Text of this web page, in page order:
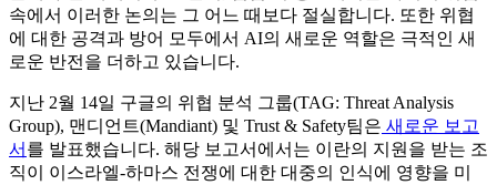
속에서 이러한 논의는 그 어느 때보다 절실합니다. 또한 위협
에 대한 공격과 방어 모두에서 AI의 새로운 역할은 극적인 새
로운 반전을 더하고 있습니다.
지난 2월 14일 구글의 위협 분석 그룹(TAG: Threat Analysis
Group), 맨디언트(Mandiant) 및 Trust & Safety팀은 새로운 보고
서 를 발표했습니다. 해당 보고서에서는 이란의 지원을 받는 조
직이 이스라엘-하마스 전쟁에 대한 대중의 인식에 영향을 미